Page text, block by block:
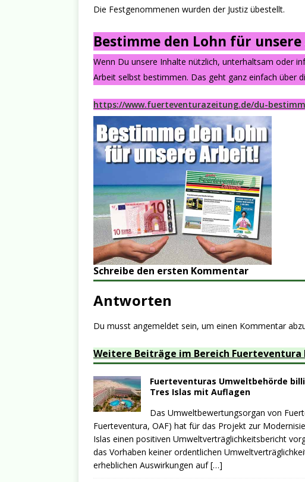
Die Festgenommenen wurden der Justiz übestellt.
Bestimme den Lohn für
Wenn Du unsere Inhalte nützlich, unterhaltsam oder
Arbeit selbst bestimmen. Das geht ganz einfach über
https://www.fuerteventurazeitung.de/du-
Schreibe den ersten Kommentar
Antworten
Du musst angemeldet sein, um einen Kommentar
Weitere Beiträge im Bereich Fuerteventura
Fuerteventuras Umweltbehörde
Tres Islas mit Auflagen
Das Umweltbewertungsorgan von
Fuerteventura, OAF) hat für das Projekt zur
Islas einen positiven Umweltverträglichkeitsbericht
das Vorhaben keiner ordentlichen
erheblichen Auswirkungen auf[…]